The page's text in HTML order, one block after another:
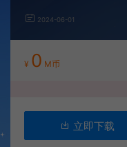
2024-06-01
¥ 0 M币
立即下载